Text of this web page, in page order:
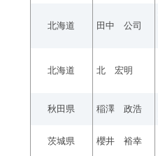
北海道 田中 公司
北海道 北 宏明
秋田県 稲澤 政浩
茨城県 櫻井 裕幸